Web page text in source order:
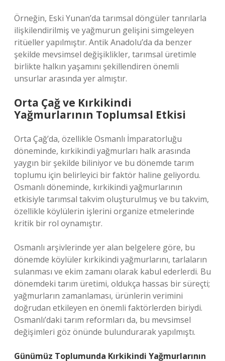
Örneğin, Eski Yunan’da tarımsal döngüler tanrılarla
ilişkilendirilmiş ve yağmurun gelişini simgeleyen
ritüeller yapılmıştır. Antik Anadolu’da da benzer
şekilde mevsimsel değişiklikler, tarımsal üretimle
birlikte halkın yaşamını şekillendiren önemli
unsurlar arasında yer almıştır.
Orta Çağ ve Kırkikindi
Yağmurlarının Toplumsal Etkisi
Orta Çağ’da, özellikle Osmanlı İmparatorluğu
döneminde, kırkikindi yağmurları halk arasında
yaygın bir şekilde biliniyor ve bu dönemde tarım
toplumu için belirleyici bir faktör haline geliyordu.
Osmanlı döneminde, kırkikindi yağmurlarının
etkisiyle tarımsal takvim oluşturulmuş ve bu takvim,
özellikle köylülerin işlerini organize etmelerinde
kritik bir rol oynamıştır.
Osmanlı arşivlerinde yer alan belgelere göre, bu
dönemde köylüler kırkikindi yağmurlarını, tarlaların
sulanması ve ekim zamanı olarak kabul ederlerdi. Bu
dönemdeki tarım üretimi, oldukça hassas bir süreçti;
yağmurların zamanlaması, ürünlerin verimini
doğrudan etkileyen en önemli faktörlerden biriydi.
Osmanlı’daki tarım reformları da, bu mevsimsel
değişimleri göz önünde bulundurarak yapılmıştı.
Günümüz Toplumunda Kırkikindi Yağmurlarının